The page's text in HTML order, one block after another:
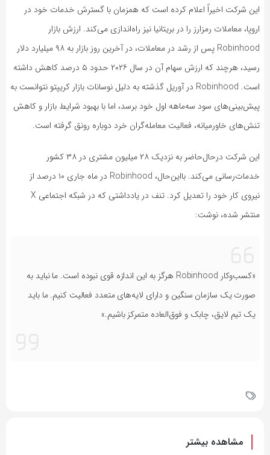
این شرکت اخیراً اعلام کرده است که همزمان با گسترش خدمات خود در
اروپا، معاملات رمزارز را در بریتانیا نیز راه‌اندازی می‌کند. ارزش بازار
Robinhood پس از رشد در معاملات، در آخرین روز بازار به ۹۸ میلیارد دلار
رسید، هرچند که ارزش سهام آن در سال ۲۰۲۶ حدود ۵ درصد کاهش داشته
است. Robinhood در آوریل گذشته به دلیل نوسانات بازار کریپتو نتوانست به
پیش‌بینی‌های سود سه‌ماهه اول خود برسد، اما با بهبود شرایط بازار و کاهش
تنش‌های خاورمیانه، فعالیت معامله‌گران خرد دوباره رونق گرفته است.
این شرکت در‌حال‌حاضر به نزدیک ۲۸ میلیون مشتری در ۳۸ کشور
خدمات‌رسانی می‌کند. با‌این‌حال، Robinhood در ماه جاری ۱۰ درصد از
نیروی کار خود را تعدیل کرد. تنف در یادداشتی که در شبکه اجتماعی X
منتشر شده، نوشت:
«کسب‌وکار Robinhood هرگز به این اندازه قوی نبوده است. ما نباید به
صورت یک سازمان سنگین و دارای لایه‌های متعدد فعالیت کنیم. ما باید
یک تیم لایق، چابک و فوق‌العاده متمرکز باشیم.»
مشاهده بیشتر